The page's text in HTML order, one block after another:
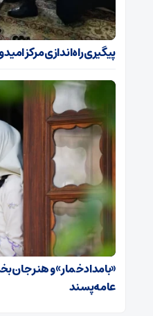
پیگیری راه‌اندازی مرکز
«بامداد خمار» و هنر جان
عامه‌پسند